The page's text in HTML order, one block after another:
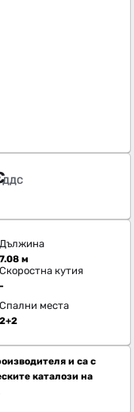
ДДС
Дължина
7.08 м
Скоростна кутия
-
Спални места
2+2
и са с
каталози на